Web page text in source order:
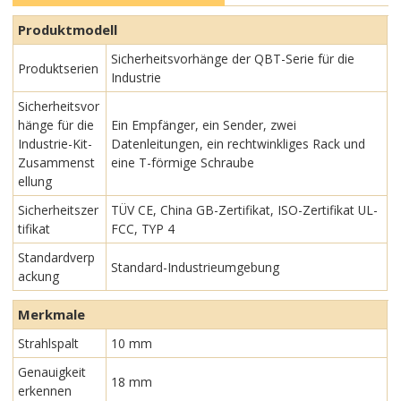
Produktmodell
Produktserien
Sicherheitsvorhänge der QBT-Serie für die
Industrie
Sicherheitsvor
hänge für die
Industrie-Kit-
Zusammenst
ellung
Ein Empfänger, ein Sender, zwei
Datenleitungen, ein rechtwinkliges Rack und
eine T-förmige Schraube
Sicherheitszer
tifikat
TÜV CE, China GB-Zertifikat, ISO-Zertifikat UL-
FCC, TYP 4
Standardverp
ackung
Standard-Industrieumgebung
Merkmale
Strahlspalt
10 mm
Genauigkeit
erkennen
18 mm